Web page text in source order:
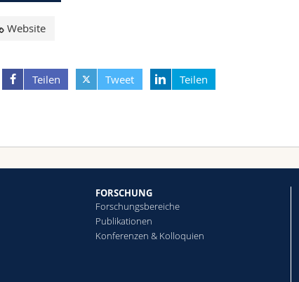
Website
Teilen Tweet Teilen
FORSCHUNG
Forschungsbereiche
Publikationen
Konferenzen & Kolloquien